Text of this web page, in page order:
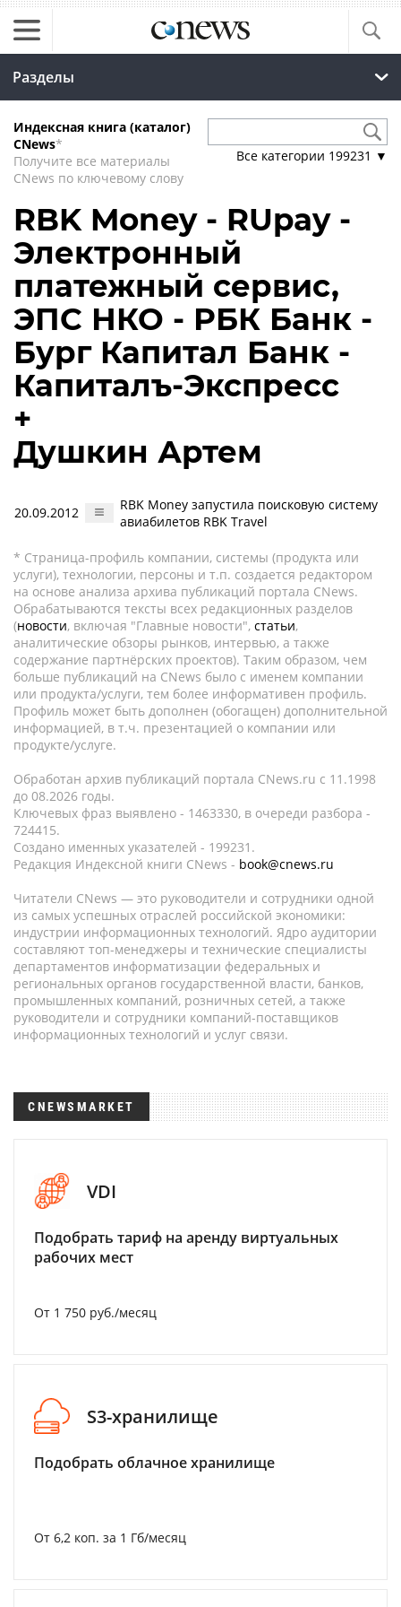
Разделы
Индексная книга (каталог)
CNews*
Получите все материалы
CNews по ключевому слову
Все категории 199231 ▼
RBK Money - RUpay -
Электронный
платежный сервис,
ЭПС НКО - РБК Банк -
Бург Капитал Банк -
Капиталъ-Экспресс
+
Душкин Артем
20.09.2012
RBK Money запустила поисковую систему
авиабилетов RBK Travel
* Страница-профиль компании, системы (продукта или
услуги), технологии, персоны и т.п. создается редактором
на основе анализа архива публикаций портала CNews.
Обрабатываются тексты всех редакционных разделов
(новости, включая "Главные новости", статьи,
аналитические обзоры рынков, интервью, а также
содержание партнёрских проектов). Таким образом, чем
больше публикаций на CNews было с именем компании
или продукта/услуги, тем более информативен профиль.
Профиль может быть дополнен (обогащен) дополнительной
информацией, в т.ч. презентацией о компании или
продукте/услуге.
Обработан архив публикаций портала CNews.ru c 11.1998
до 08.2026 годы.
Ключевых фраз выявлено - 1463330, в очереди разбора -
724415.
Создано именных указателей - 199231.
Редакция Индексной книги CNews - book@cnews.ru
Читатели CNews — это руководители и сотрудники одной
из самых успешных отраслей российской экономики:
индустрии информационных технологий. Ядро аудитории
составляют топ-менеджеры и технические специалисты
департаментов информатизации федеральных и
региональных органов государственной власти, банков,
промышленных компаний, розничных сетей, а также
руководители и сотрудники компаний-поставщиков
информационных технологий и услуг связи.
CNEWSMARKET
VDI
Подобрать тариф на аренду виртуальных
рабочих мест
От 1 750 руб./месяц
S3-хранилище
Подобрать облачное хранилище
От 6,2 коп. за 1 Гб/месяц